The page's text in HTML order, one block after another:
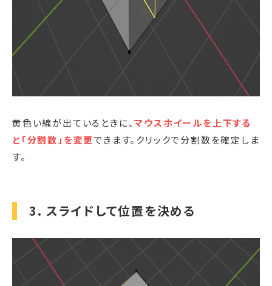
黄色い線が出ているときに、マウスホイールを上下する
と「分割数」を変更できます。クリックで分割数を確定しま
す。
3. スライドして位置を決める